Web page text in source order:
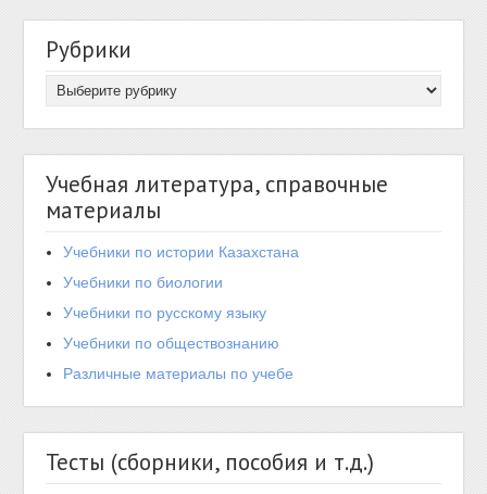
Рубрики
Учебная литература, справочные
материалы
Учебники по истории Казахстана
Учебники по биологии
Учебники по русскому языку
Учебники по обществознанию
Различные материалы по учебе
Тесты (сборники, пособия и т.д.)